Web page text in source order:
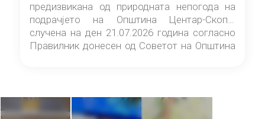
предизвикана од природната непогода на
подрачјето на Општина Центар-Скопје
случена на ден 21.07.2026 година согласно
Правилник донесен од Советот на Општина